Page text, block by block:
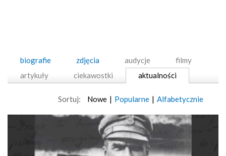
biografie zdjęcia audycje
filmy
artykuły
ciekawostki aktualności
Sortuj: Nowe | Popularne | Alfabetycznie